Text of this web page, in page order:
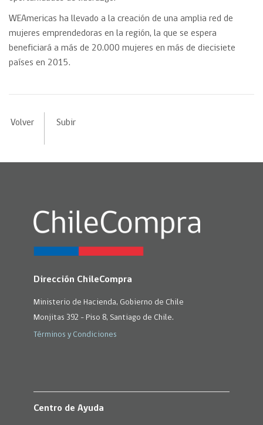
WEAmericas ha llevado a la creación de una amplia red de
mujeres emprendedoras en la región, la que se espera
beneficiará a más de 20.000 mujeres en más de diecisiete
países en 2015.
Volver Subir
Dirección ChileCompra
Ministerio de Hacienda, Gobierno de Chile
Monjitas 392 - Piso 8, Santiago de Chile.
Términos y Condiciones
Centro de Ayuda